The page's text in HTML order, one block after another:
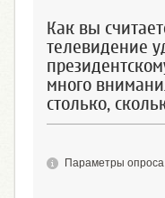
Как вы
телевидение
много
столько,
Параметры опроса